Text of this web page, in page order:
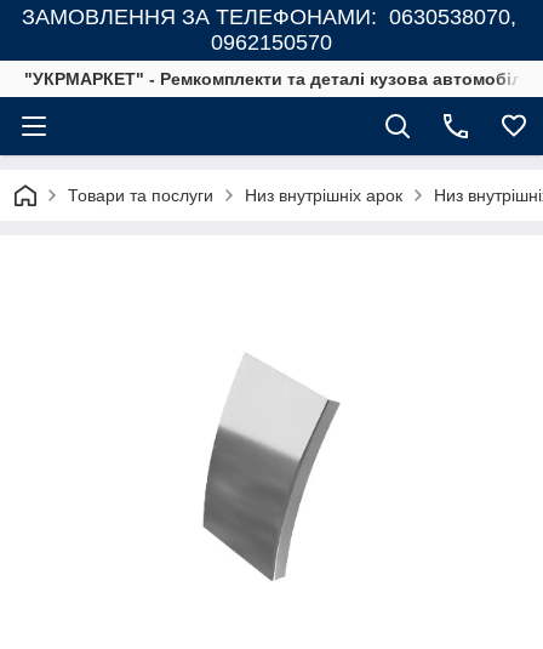
ЗАМОВЛЕННЯ ЗА ТЕЛЕФОНАМИ: 0630538070,
0962150570
"УКРМАРКЕТ" - Ремкомплекти та деталі кузова автомобілів
Товари та послуги Низ внутрішніх арок Низ